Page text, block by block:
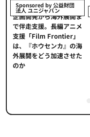
Sponsored by 公益財団
法人 ユニジャパン
企画開発から海外展開ま
で伴走支援。長編アニメ
支援「Film Frontier」
は、『ホウセンカ』の海
外展開をどう加速させた
のか